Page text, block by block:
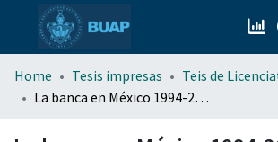
menu.section.about_menu
Home Tesis impresas
Teis de
La banca en México 1994-2000